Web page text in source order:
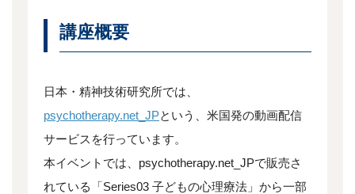
講座概要
日本・精神技術研究所では、
psychotherapy.net_JPという、米国発の動画配信
サービスを行っています。
本イベントでは、psychotherapy.net_JPで販売さ
れている「Series03 子どもの心理療法」から一部